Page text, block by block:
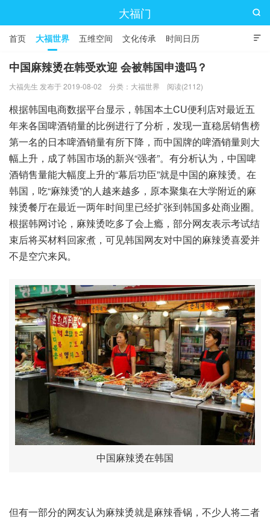
大福门

首页 大福世界 五维空间 文化传承 时间日历

中国麻辣烫在韩受欢迎 会被韩国申遗吗？
大福先生 发布于 2019-08-02 分类： 大福世界 阅读(2112)
根据韩国电商数据平台显示，韩国本土CU便利店对最近五
年来各国啤酒销量的比例进行了分析，发现一直稳居销售榜
第一名的日本啤酒销量有所下降，而中国牌的啤酒销量则大
幅上升，成了韩国市场的新兴“强者”。有分析认为，中国啤
酒销售量能大幅度上升的“幕后功臣”就是中国的麻辣烫。在
韩国，吃“麻辣烫”的人越来越多，原本聚集在大学附近的麻
辣烫餐厅在最近一两年时间里已经扩张到韩国多处商业圈。
根据韩网讨论，麻辣烫吃多了会上瘾，部分网友表示考试结
束后将买材料回家煮，可见韩国网友对中国的麻辣烫喜爱并
不是空穴来风。
中国麻辣烫在韩国
但有一部分的网友认为麻辣烫就是麻辣香锅，不少人将二者